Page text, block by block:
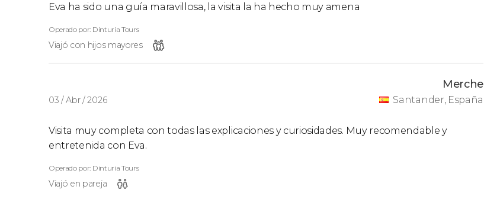
Eva ha sido una guía maravillosa, la visita la ha hecho muy amena
Operado por: Dinturia Tours
Viajó con hijos mayores
03 / Abr / 2026
Merche
Santander, España
Visita muy completa con todas las explicaciones y curiosidades. Muy recomendable y
entretenida con Eva.
Operado por: Dinturia Tours
Viajó en pareja